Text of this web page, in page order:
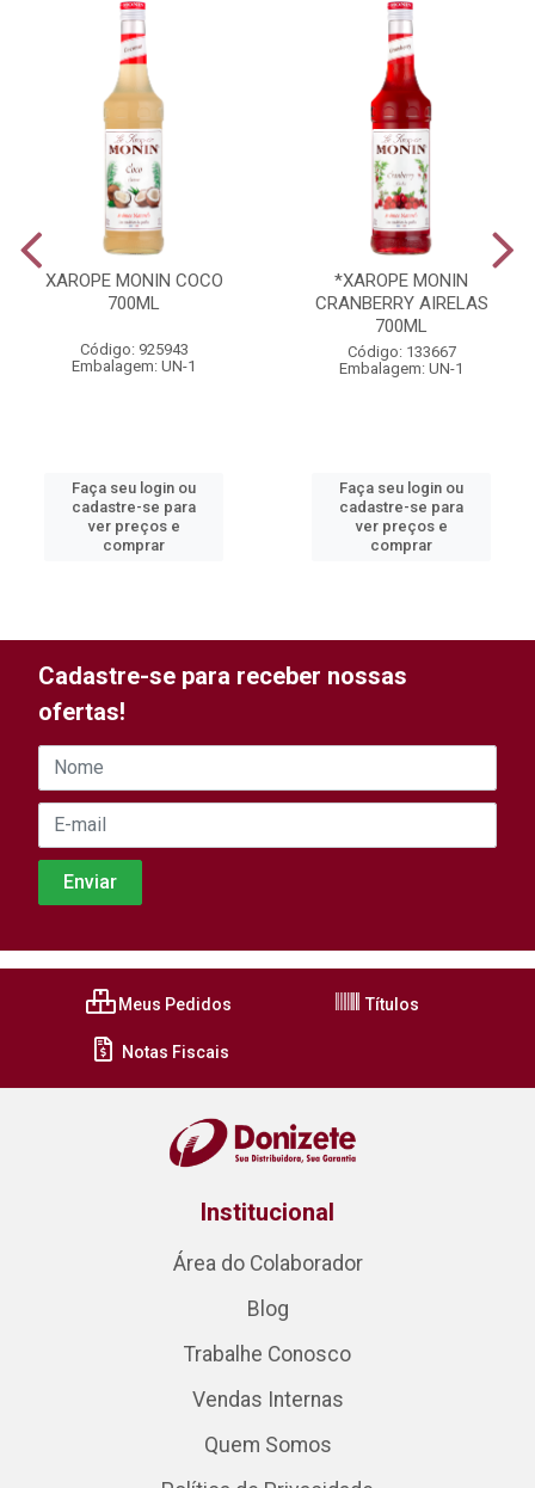
XAROPE MONIN COCO
700ML
Código: 925943
Embalagem: UN-1
Faça seu login ou
cadastre-se para
ver preços e
comprar
*XAROPE MONIN
CRANBERRY AIRELAS
700ML
Código: 133667
Embalagem: UN-1
Faça seu login ou
cadastre-se para
ver preços e
comprar
Cadastre-se para receber nossas
ofertas!
Meus Pedidos Títulos
Notas Fiscais
Institucional
Área do Colaborador
Blog
Trabalhe Conosco
Vendas Internas
Quem Somos